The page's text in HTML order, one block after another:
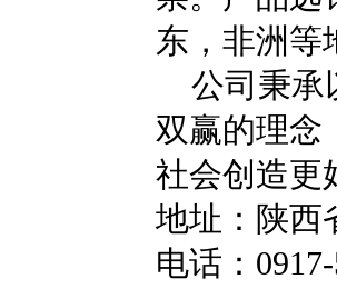
东，非洲等
公司秉承
双赢的理念
社会创造更
地址：陕西
电话：